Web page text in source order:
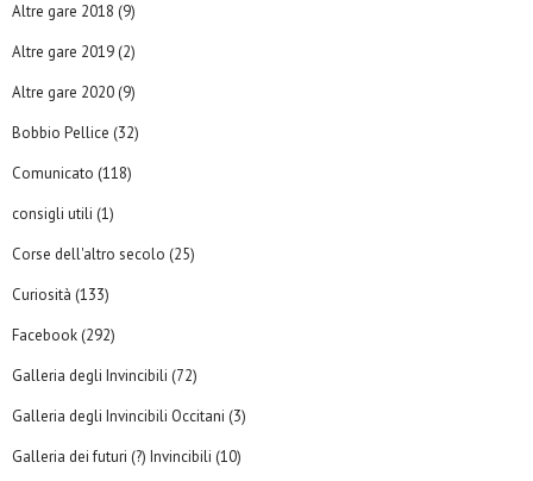
Altre gare 2018 (9)
Altre gare 2019 (2)
Altre gare 2020 (9)
Bobbio Pellice (32)
Comunicato (118)
consigli utili (1)
Corse dell'altro secolo (25)
Curiosità (133)
Facebook (292)
Galleria degli Invincibili (72)
Galleria degli Invincibili Occitani (3)
Galleria dei futuri (?) Invincibili (10)